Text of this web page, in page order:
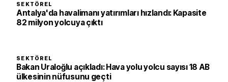
SEKTÖREL
Antalya'da havalimanı yatırımları hızlandı: Kapasite
82 milyon yolcuya çıktı
SEKTÖREL
Bakan Uraloğlu açıkladı: Hava yolu yolcu sayısı 18 AB
ülkesinin nüfusunu geçti